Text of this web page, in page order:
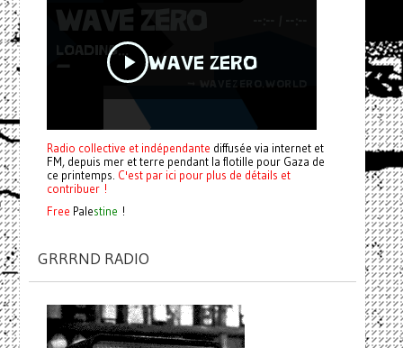
Radio collective et indépendante diffusée via internet et
FM, depuis mer et terre pendant la flotille pour Gaza de
ce printemps. C'est par ici pour plus de détails et
contribuer !
Free Palestine !
GRRRND RADIO